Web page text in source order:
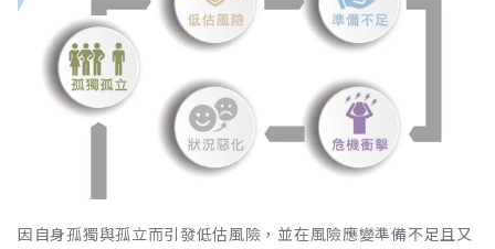
因自身孤獨與孤立而引發低估風險，並在風險應變準備不足且又